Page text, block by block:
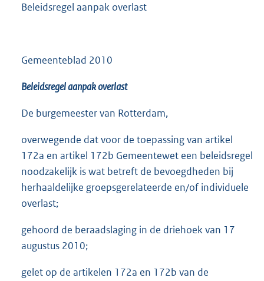
Beleidsregel aanpak overlast
Gemeenteblad 2010
Beleidsregel aanpak overlast
De burgemeester van Rotterdam,
overwegende dat voor de toepassing van artikel
172a en artikel 172b Gemeentewet een beleidsregel
noodzakelijk is wat betreft de bevoegdheden bij
herhaaldelijke groepsgerelateerde en/of individuele
overlast;
gehoord de beraadslaging in de driehoek van 17
augustus 2010;
gelet op de artikelen 172a en 172b van de